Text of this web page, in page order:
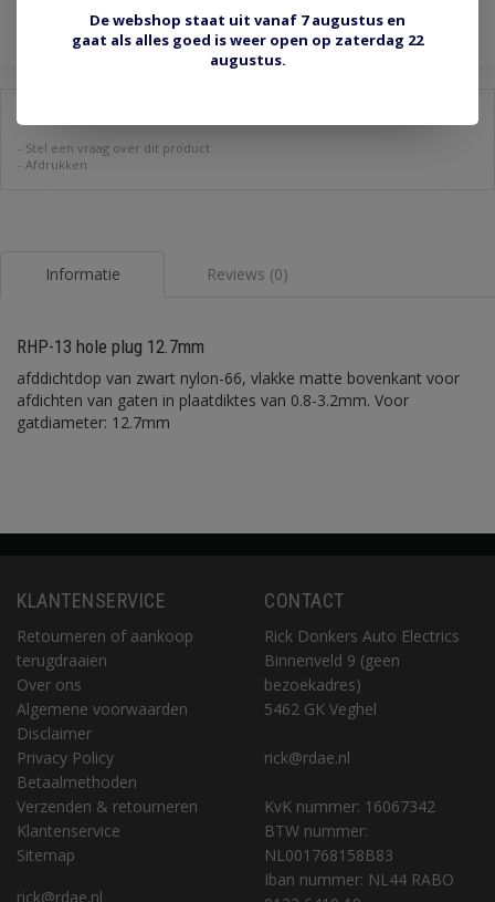
- Stel een vraag over dit product
- Afdrukken
Informatie Reviews (0)
RHP-13 hole plug 12.7mm
afddichtdop van zwart nylon-66, vlakke matte bovenkant voor
afdichten van gaten in plaatdiktes van 0.8-3.2mm. Voor
gatdiameter: 12.7mm
KLANTENSERVICE
Retourneren of aankoop
terugdraaien
Over ons
Algemene voorwaarden
Disclaimer
Privacy Policy
Betaalmethoden
Verzenden & retourneren
Klantenservice
Sitemap
rick@rdae.nl
CONTACT
Rick Donkers Auto Electrics
Binnenveld 9 (geen
bezoekadres)
5462 GK Veghel
rick@rdae.nl
KvK nummer: 16067342
BTW nummer:
NL001768158B83
Iban nummer: NL44 RABO
De webshop staat uit vanaf 7 augustus en
gaat als alles goed is weer open op zaterdag 22
augustus.